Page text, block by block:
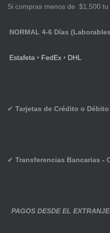
Si compras menos de $1,500 tu
NORMAL 4-6 Días
Estafeta • FedEx • DHL
✔ Tarjetas de Crédito o
✔ Transferencias Bancarias -
PAGOS DESDE EL